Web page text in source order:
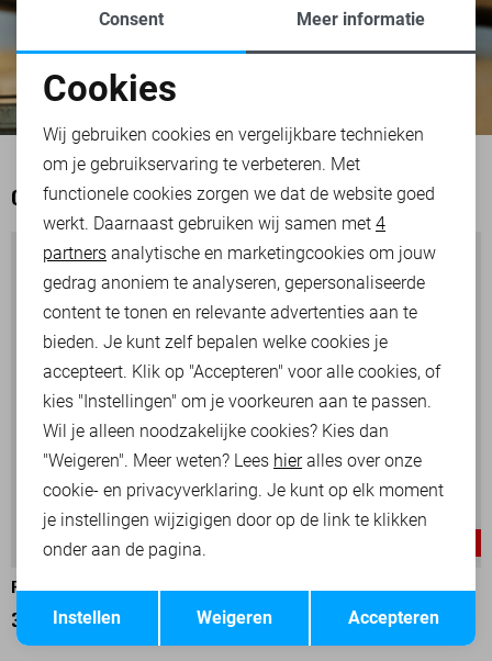
OOK HET BEKIJKEN WAARD
-25%
PME LEGEND LEREN JAS
337,50 449,99
PME LEGEND LEREN JAS
357,00 419,99
Noodzakelijke cookies
Personalisatie cookies
Analytische cookies
Marketing cookies
Opslaan
Consent Meer informatie
Cookies
Wij gebruiken cookies en vergelijkbare technieken
om je gebruikservaring te verbeteren. Met
functionele cookies zorgen we dat de website goed
werkt. Daarnaast gebruiken wij samen met 4
partners analytische en marketingcookies om jouw
gedrag anoniem te analyseren, gepersonaliseerde
content te tonen en relevante advertenties aan te
bieden. Je kunt zelf bepalen welke cookies je
accepteert. Klik op "Accepteren" voor alle cookies, of
kies "Instellingen" om je voorkeuren aan te passen.
Wil je alleen noodzakelijke cookies? Kies dan
"Weigeren". Meer weten? Lees hieralles over onze
cookie- en privacyverklaring. Je kunt op elk moment
je instellingen wijzigigen door op de link te klikken
onder aan de pagina.
Accepteren
Weigeren
Instellen